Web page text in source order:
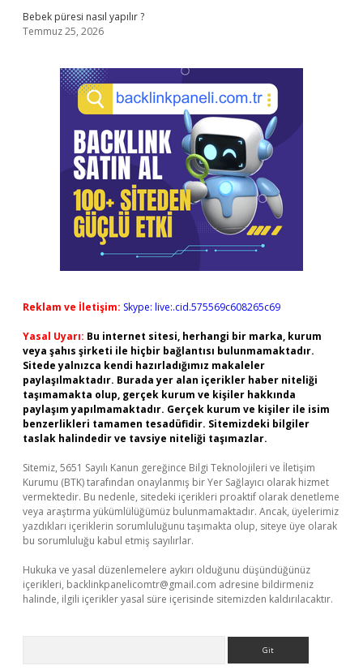
Bebek püresi nasıl yapılır ?
Temmuz 25, 2026
Reklam ve İletişim: Skype: live:.cid.575569c608265c69
Yasal Uyarı: Bu internet sitesi, herhangi bir marka, kurum
veya şahıs şirketi ile hiçbir bağlantısı bulunmamaktadır.
Sitede yalnızca kendi hazırladığımız makaleler
paylaşılmaktadır. Burada yer alan içerikler haber niteliği
taşımamakta olup, gerçek kurum ve kişiler hakkında
paylaşım yapılmamaktadır. Gerçek kurum ve kişiler ile isim
benzerlikleri tamamen tesadüfidir. Sitemizdeki bilgiler
taslak halindedir ve tavsiye niteliği taşımazlar.
Sitemiz, 5651 Sayılı Kanun gereğince Bilgi Teknolojileri ve İletişim
Kurumu (BTK) tarafından onaylanmış bir Yer Sağlayıcı olarak hizmet
vermektedir. Bu nedenle, sitedeki içerikleri proaktif olarak denetleme
veya araştırma yükümlülüğümüz bulunmamaktadır. Ancak, üyelerimiz
yazdıkları içeriklerin sorumluluğunu taşımakta olup, siteye üye olarak
bu sorumluluğu kabul etmiş sayılırlar.
Hukuka ve yasal düzenlemelere aykırı olduğunu düşündüğünüz
içerikleri, backlinkpanelicomtr@gmail.com adresine bildirmeniz
halinde, ilgili içerikler yasal süre içerisinde sitemizden kaldırılacaktır.